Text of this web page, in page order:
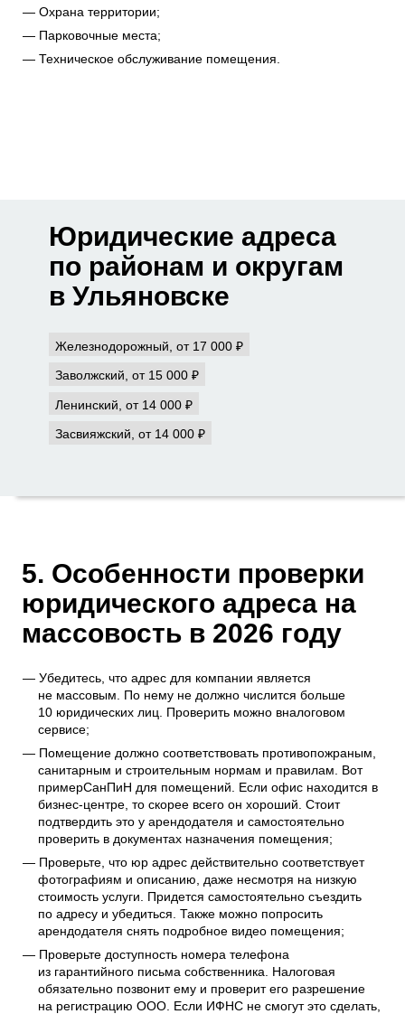
Охрана территории;
Парковочные места;
Техническое обслуживание помещения.
Юридические адреса
по районам и округам
в Ульяновске
Железнодорожный, от 17 000 ₽
Заволжский, от 15 000 ₽
Ленинский, от 14 000 ₽
Засвияжский, от 14 000 ₽
5. Особенности проверки
юридического адреса на
массовость в 2026 году
Убедитесь, что адрес для компании является
не массовым. По нему не должно числится больше
10 юридических лиц. Проверить можно вналоговом
сервисе;
Помещение должно соответствовать противопожраным,
санитарным и строительным нормам и правилам. Вот
примерСанПиН для помещений . Если офис находится в
бизнес-центре, то скорее всего он хороший. Стоит
подтвердить это у арендодателя и самостоятельно
проверить в документах назначения помещения;
Проверьте, что юр адрес действительно соответствует
фотографиям и описанию, даже несмотря на низкую
стоимость услуги. Придется самостоятельно съездить
по адресу и убедиться. Также можно попросить
арендодателя снять подробное видео помещения;
Проверьте доступность номера телефона
из гарантийного письма собственника. Налоговая
обязательно позвонит ему и проверит его разрешение
на регистрацию ООО. Если ИФНС не смогут это сделать,